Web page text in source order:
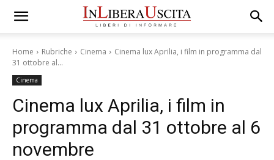
Home Rubriche Cinema
Cinema lux Aprilia, i film in programma dal
31 ottobre al...
Cinema
Cinema lux Aprilia, i film in
programma dal 31 ottobre al 6
novembre